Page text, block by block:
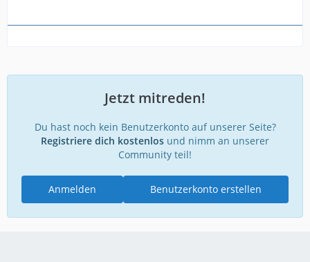
Jetzt mitreden!
Du hast noch kein Benutzerkonto auf unserer Seite?
Registriere dich kostenlos und nimm an unserer
Community teil!
Benutzerkonto erstellen
Anmelden